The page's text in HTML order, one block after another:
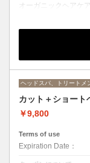
オーガニックヘアケ
が自信を持っておす
ヘッドスパの施術時
ヘッドスパ、トリートメ
カット＋ショート
￥9,800
Terms of use
Expiration Date：